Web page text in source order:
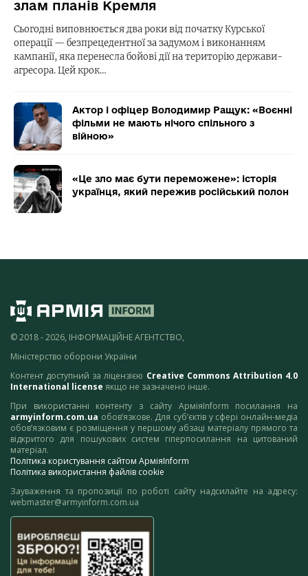
злам планів Кремля
Сьогодні виповнюється два роки від початку Курської
операції — безпрецедентної за задумом і виконанням
кампанії, яка перенесла бойові дії на територію держави-
агресора. Цей крок…
Актор і офіцер Володимир Ращук: «Воєнні
фільми не мають нічого спільного з
війною»
«Це зло має бути переможене»: історія
українця, який пережив російський полон
© 2018 - 2026, ІНФОРМАЦІЙНЕ АГЕНТСТВО,
Міністерство оборони України
Контент доступний за ліцензією Creative Commons Attribution 4.0
International license якщо не зазначено інше.
При використанні контенту з сайту АрміяInform посилання на
armyinform.com.ua обов’язкове. Для суб’єктів у сфері онлайн-медіа
обов’язковим є розміщення у першому абзаці матеріалу прямого та
відкритого для пошукових систем гіперпосилання на цитований
матеріал.
Політика користування сайтом АрміяInform
Політика використання файлів cookie
Зауваження та пропозиції по роботі сайту надсилайте на адресу:
webmaster@armyinform.com.ua